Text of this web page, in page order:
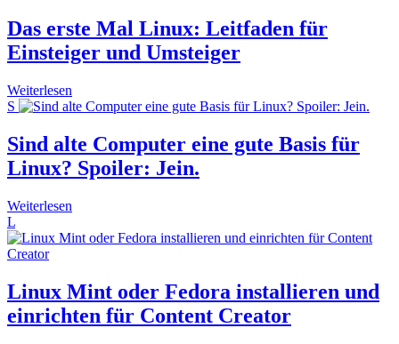
Das erste Mal Linux: Leitfaden für
Einsteiger und Umsteiger
Weiterlesen
S
Sind alte Computer eine gute Basis für
Linux? Spoiler: Jein.
Weiterlesen
L
Linux Mint oder Fedora installieren und
einrichten für Content Creator